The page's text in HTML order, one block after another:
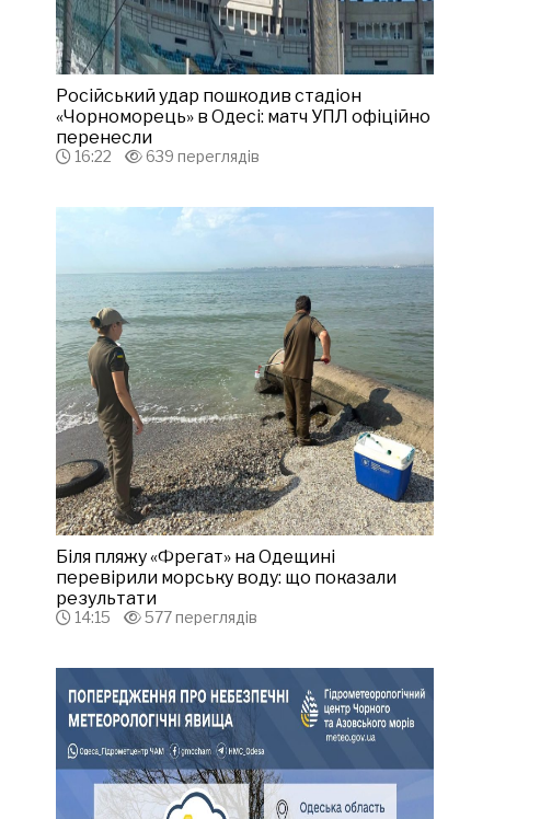
Російський удар пошкодив стадіон
«Чорноморець» в Одесі: матч УПЛ офіційно
перенесли
16:22 639 переглядів
Біля пляжу «Фрегат» на Одещині
перевірили морську воду: що показали
результати
14:15 577 переглядів